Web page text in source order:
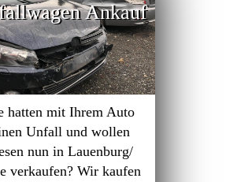
Ankauf
hatten mit Ihrem Auto
Unfall und wollen
nun in Lauenburg/
verkaufen? Wir kaufen